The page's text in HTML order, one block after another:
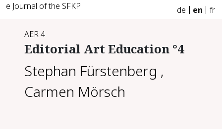
e Journal of the SFKP de en fr
AER 4
Editorial Art Education °4
Stephan Fürstenberg ,
Carmen Mörsch